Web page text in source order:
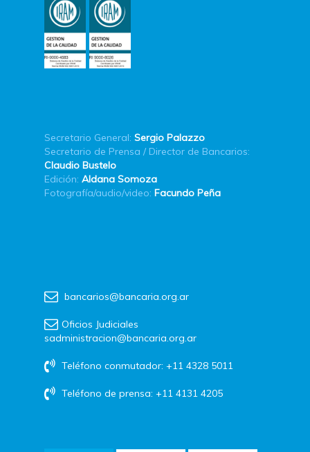
Secretario General: Sergio Palazzo
Secretario de Prensa / Director de Bancarios:
Claudio Bustelo
Edición: Aldana Somoza
Fotografía/audio/video: Facundo Peña
bancarios@bancaria.org.ar
Oficios Judiciales
sadministracion@bancaria.org.ar
Teléfono conmutador: +11 4328 5011
Teléfono de prensa: +11 4131 4205